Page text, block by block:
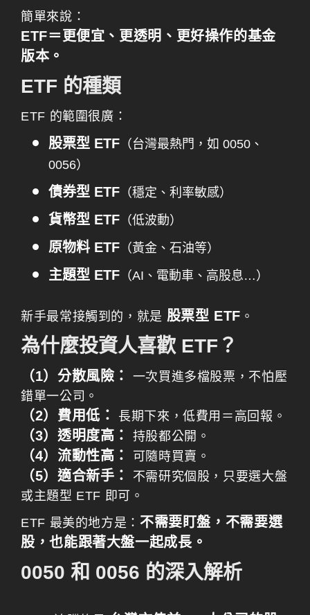
簡單來說：
ETF＝更便宜、更透明、更好操作的基金
版本。
ETF 的種類
ETF 的範圍很廣：
股票型 ETF （台灣最熱門，如 0050、
0056）
債券型 ETF （穩定、利率敏感）
貨幣型 ETF （低波動）
原物料 ETF （黃金、石油等）
主題型 ETF （AI、電動車、高股息…）
新手最常接觸到的，就是 股票型 ETF 。
為什麼投資人喜歡 ETF？
（1）分散風險：
一次買進多檔股票，不怕壓
錯單一公司。
（2）費用低： 長期下來，低費用＝高回報。
（3）透明度高： 持股都公開。
（4）流動性高： 可隨時買賣。
（5）適合新手：
不需研究個股，只要選大盤
或主題型 ETF 即可。
ETF 最美的地方是： 不需要盯盤，不需要選
股，也能跟著大盤一起成長。
0050 和 0056 的深入解析